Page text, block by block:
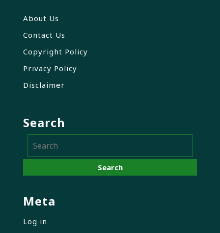
About Us
Contact Us
Copyright Policy
Privacy Policy
Disclaimer
Search
Meta
Log in